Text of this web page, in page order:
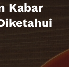
Kabar